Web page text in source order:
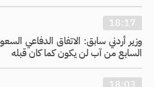
18:17
وزير أردني سابق: الاتفاق الدفاعي
السابع من آب لن يكون كما كان قبله